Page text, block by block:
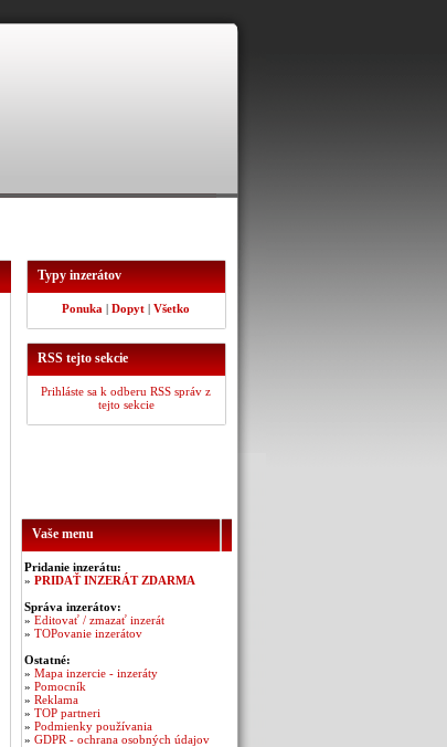
Typy inzerátov
Ponuka | Dopyt | Všetko
RSS tejto sekcie
Prihláste sa k odberu RSS správ z
tejto sekcie
Vaše menu
Pridanie inzerátu:
» PRIDAŤ INZERÁT ZDARMA
Správa inzerátov:
» Editovať / zmazať inzerát
» TOPovanie inzerátov
Ostatné:
» Mapa inzercie - inzeráty
» Pomocník
» Reklama
» TOP partneri
» Podmienky používania
» GDPR - ochrana osobných údajov